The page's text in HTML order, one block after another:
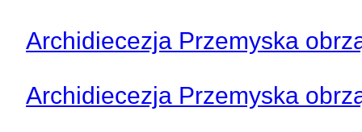
Archidiecezja Przemyska
Archidiecezja Przemyska